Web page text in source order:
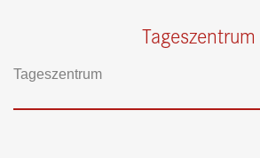
Tageszentrum
Tageszentrum